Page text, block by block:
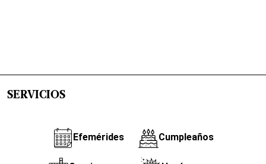
SERVICIOS
Efemérides Cumpleaños